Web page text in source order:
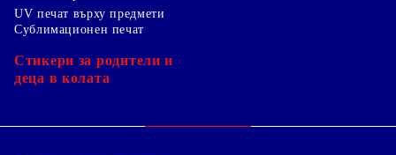
UV печат върху предмети
Сублимационен печат
Стикери за родители и
деца в колата